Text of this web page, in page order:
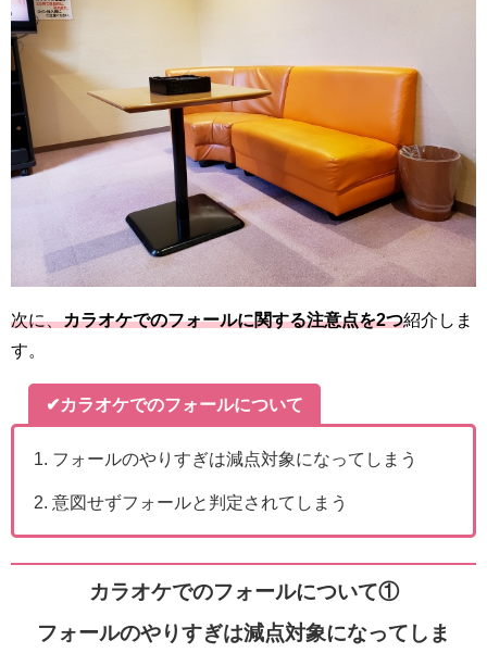
次に、カラオケでのフォールに関する注意点を2つ紹介しま
す。
✔カラオケでのフォールについて
フォールのやりすぎは減点対象になってしまう
意図せずフォールと判定されてしまう
カラオケでのフォールについて①
フォールのやりすぎは減点対象になってしま